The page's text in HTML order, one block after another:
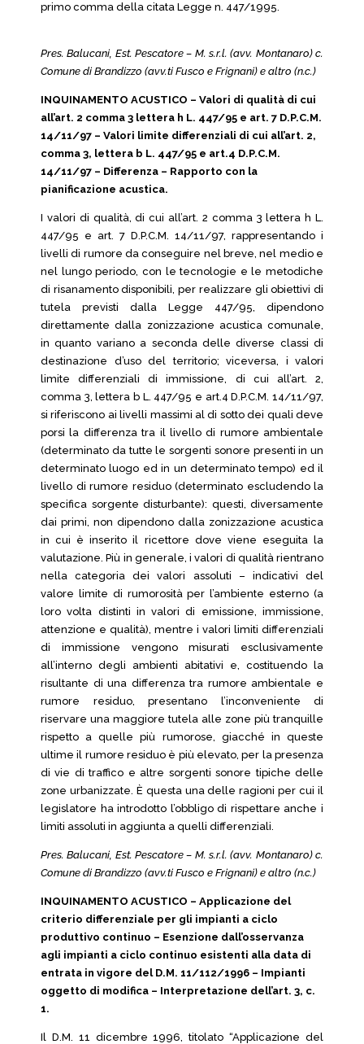
primo comma della citata Legge n. 447/1995.
Pres. Balucani, Est. Pescatore – M. s.r.l. (avv. Montanaro) c.
Comune di Brandizzo (avv.ti Fusco e Frignani) e altro (n.c.)
INQUINAMENTO ACUSTICO – Valori di qualità di cui
all’art. 2 comma 3 lettera h L. 447/95 e art. 7 D.P.C.M.
14/11/97 – Valori limite differenziali di cui all’art. 2,
comma 3, lettera b L. 447/95 e art.4 D.P.C.M.
14/11/97 – Differenza – Rapporto con la
pianificazione acustica.
I valori di qualità, di cui all’art. 2 comma 3 lettera h L.
447/95 e art. 7 D.P.C.M. 14/11/97, rappresentando i
livelli di rumore da conseguire nel breve, nel medio e
nel lungo periodo, con le tecnologie e le metodiche
di risanamento disponibili, per realizzare gli obiettivi di
tutela previsti dalla Legge 447/95, dipendono
direttamente dalla zonizzazione acustica comunale,
in quanto variano a seconda delle diverse classi di
destinazione d’uso del territorio; viceversa, i valori
limite differenziali di immissione, di cui all’art. 2,
comma 3, lettera b L. 447/95 e art.4 D.P.C.M. 14/11/97,
si riferiscono ai livelli massimi al di sotto dei quali deve
porsi la differenza tra il livello di rumore ambientale
(determinato da tutte le sorgenti sonore presenti in un
determinato luogo ed in un determinato tempo) ed il
livello di rumore residuo (determinato escludendo la
specifica sorgente disturbante): questi, diversamente
dai primi, non dipendono dalla zonizzazione acustica
in cui è inserito il ricettore dove viene eseguita la
valutazione. Più in generale, i valori di qualità rientrano
nella categoria dei valori assoluti – indicativi del
valore limite di rumorosità per l’ambiente esterno (a
loro volta distinti in valori di emissione, immissione,
attenzione e qualità), mentre i valori limiti differenziali
di immissione vengono misurati esclusivamente
all’interno degli ambienti abitativi e, costituendo la
risultante di una differenza tra rumore ambientale e
rumore residuo, presentano l’inconveniente di
riservare una maggiore tutela alle zone più tranquille
rispetto a quelle più rumorose, giacché in queste
ultime il rumore residuo è più elevato, per la presenza
di vie di traffico e altre sorgenti sonore tipiche delle
zone urbanizzate. È questa una delle ragioni per cui il
legislatore ha introdotto l’obbligo di rispettare anche i
limiti assoluti in aggiunta a quelli differenziali.
Pres. Balucani, Est. Pescatore – M. s.r.l. (avv. Montanaro) c.
Comune di Brandizzo (avv.ti Fusco e Frignani) e altro (n.c.)
INQUINAMENTO ACUSTICO – Applicazione del
criterio differenziale per gli impianti a ciclo
produttivo continuo – Esenzione dall’osservanza
agli impianti a ciclo continuo esistenti alla data di
entrata in vigore del D.M. 11/112/1996 – Impianti
oggetto di modifica – Interpretazione dell’art. 3, c.
1.
Il D.M. 11 dicembre 1996, titolato “Applicazione del